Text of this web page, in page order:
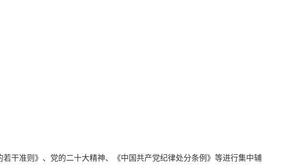
干准则》、党的二十大精神、《中国共产党纪律处分条例》等进行集中辅